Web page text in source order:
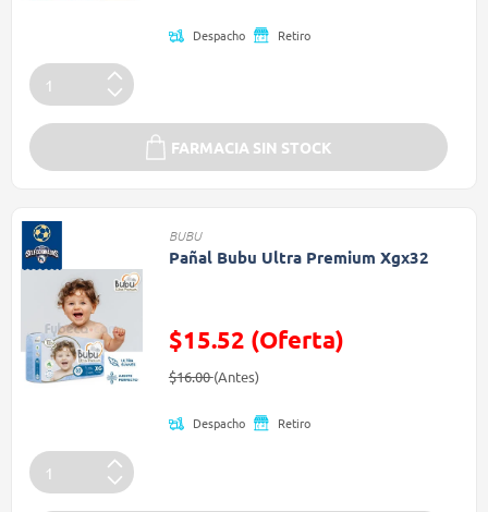
Despacho Retiro
FARMACIA SIN STOCK
BUBU
Pañal Bubu Ultra Premium Xgx32
$15.52 (Oferta)
Precio reducido de
$16.00(Antes)(Oferta)
Despacho Retiro